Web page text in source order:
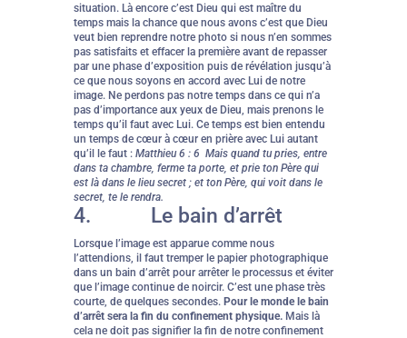
situation. Là encore c’est Dieu qui est maître du
temps mais la chance que nous avons c’est que Dieu
veut bien reprendre notre photo si nous n’en sommes
pas satisfaits et effacer la première avant de repasser
par une phase d’exposition puis de révélation jusqu’à
ce que nous soyons en accord avec Lui de notre
image. Ne perdons pas notre temps dans ce qui n’a
pas d’importance aux yeux de Dieu, mais prenons le
temps qu’il faut avec Lui. Ce temps est bien entendu
un temps de cœur à cœur en prière avec Lui autant
qu’il le faut : Matthieu 6 : 6 Mais quand tu pries, entre
dans ta chambre, ferme ta porte, et prie ton Père qui
est là dans le lieu secret ; et ton Père, qui voit dans le
secret, te le rendra.
4. Le bain d’arrêt
Lorsque l’image est apparue comme nous
l’attendions, il faut tremper le papier photographique
dans un bain d’arrêt pour arrêter le processus et éviter
que l’image continue de noircir. C’est une phase très
courte, de quelques secondes. Pour le monde le bain
d’arrêt sera la fin du confinement physique.Mais là
cela ne doit pas signifier la fin de notre confinement